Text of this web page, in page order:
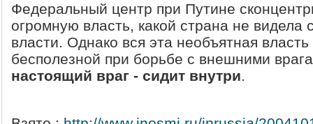
Федеральный центр при Путине
огромную власть, какой страна не видела
власти. Однако вся эта необъятная
бесполезной при борьбе с внешними
настоящий враг - сидит внутри.